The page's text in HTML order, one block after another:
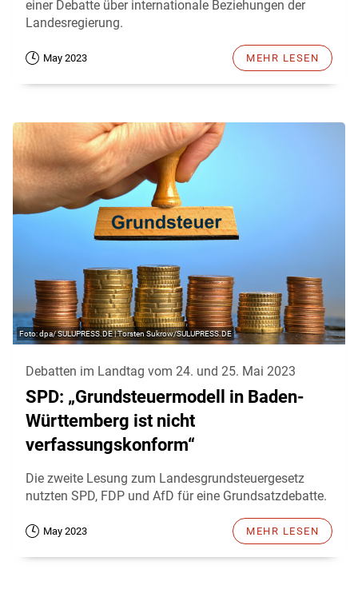
einer Debatte über internationale Beziehungen der
Landesregierung.
May 2023 MEHR LESEN
dpa/ SULUPRESS.DE | Torsten Sukrow/SULUPRESS.DE
Debatten im Landtag vom 24. und 25. Mai 2023
SPD: „Grundsteuermodell in Baden-
Württemberg ist nicht
verfassungskonform“
Die zweite Lesung zum Landesgrundsteuergesetz
nutzten SPD, FDP und AfD für eine Grundsatzdebatte.
May 2023 MEHR LESEN